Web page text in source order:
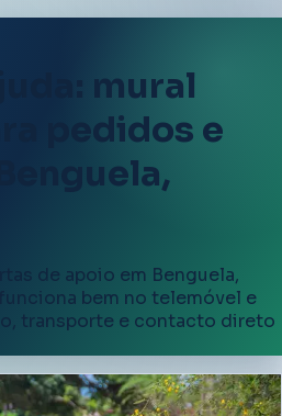
mural
pedidos e
de apoio em Benguela,
funciona bem no telemóvel e
transporte e contacto direto